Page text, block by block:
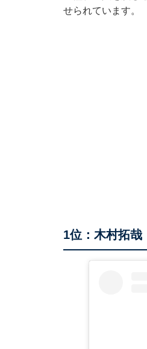
せられています。
1位：木村拓哉